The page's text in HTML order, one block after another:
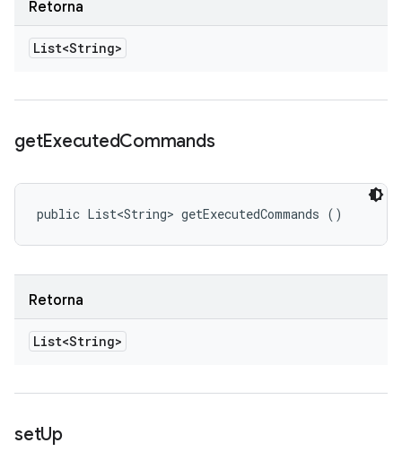
Retorna
List<String>
getExecutedCommands
public List<String> getExecutedCommands ()
Retorna
List<String>
setUp